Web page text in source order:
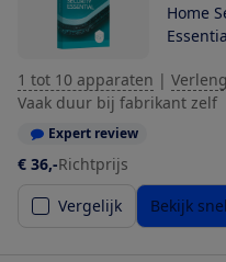
Home
1 tot 10 apparaten |
Vaak duur bij fabrikant zelf
Expert review
€ 36,-Richtprijs
Vergelijk
Bekijk snel